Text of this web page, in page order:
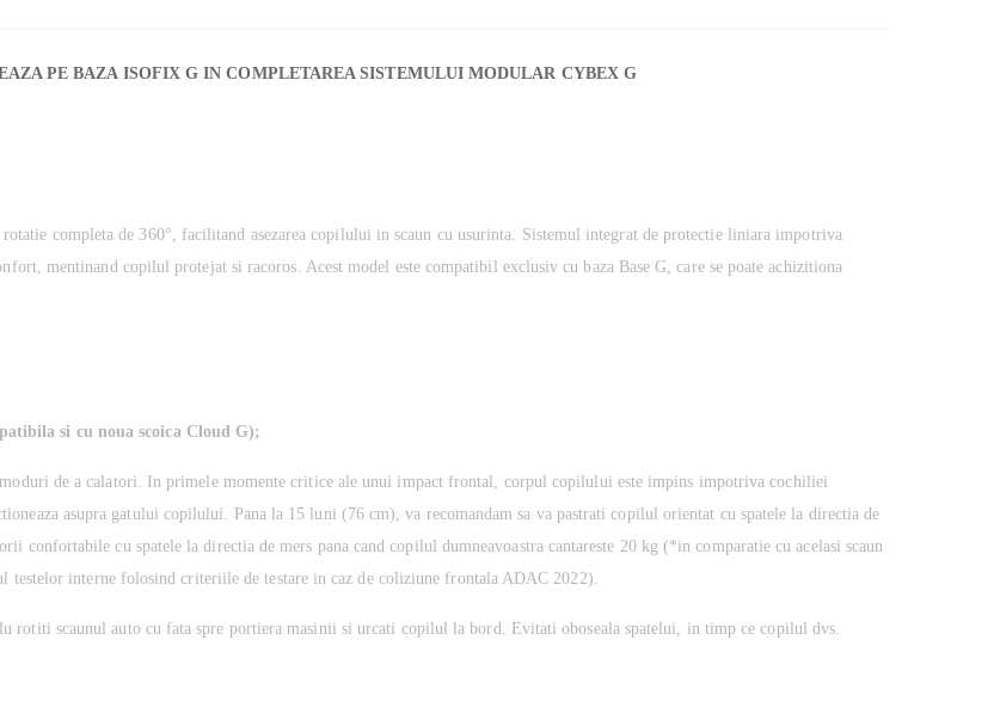
PE BAZA ISOFIX G IN COMPLETAREA SISTEMULUI MODULAR CYBEX G
completa de 360°, facilitand asezarea copilului in scaun cu usurinta. Sistemul integrat de protectie liniara impotriva
mentinand copilul protejat si racoros. Acest model este compatibil exclusiv cu baza Base G, care se poate achizitiona
si cu noua scoica Cloud G);
de a calatori. In primele momente critice ale unui impact frontal, corpul copilului este impins impotriva cochiliei
asupra gatului copilului. Pana la 15 luni (76 cm), va recomandam sa va pastrati copilul orientat cu spatele la directia de
confortabile cu spatele la directia de mers pana cand copilul dumneavoastra cantareste 20 kg (*in comparatie cu acelasi scaun
interne folosind criteriile de testare in caz de coliziune frontala ADAC 2022).
rotiti scaunul auto cu fata spre portiera masinii si urcati copilul la bord. Evitati oboseala spatelui, in timp ce copilul dvs.